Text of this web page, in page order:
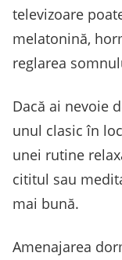
televizoare
melatonină,
reglarea
Dacă ai nevoie
unul clasic în
unei rutine
cititul sau
mai bună.
Amenajarea